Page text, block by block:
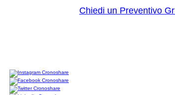
Chiedi un Preventivo